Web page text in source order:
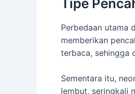
Perbedaan utama
memberikan
terbaca, sehingga
Sementara itu,
lembut, seringkali